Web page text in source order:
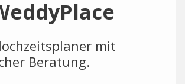
mit
Beratung.